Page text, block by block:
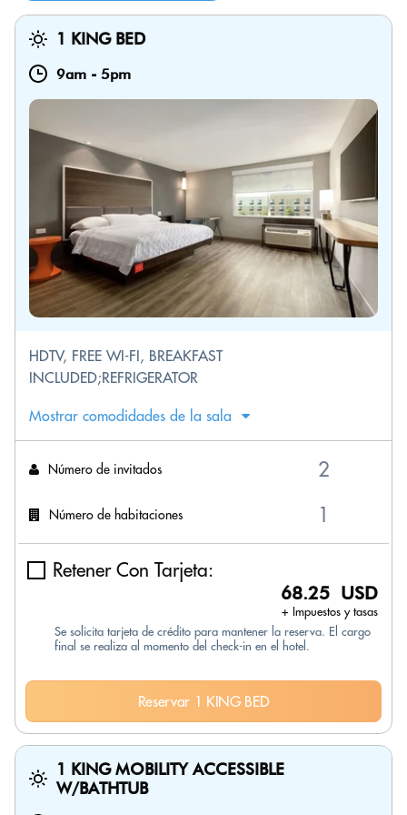
1 KING BED
9am - 5pm
HDTV, FREE WI-FI, BREAKFAST
INCLUDED;REFRIGERATOR
Mostrar comodidades de la sala
Número de invitados
Número de habitaciones
Retener Con Tarjeta:
68.25 USD
+ Impuestos y tasas
Se solicita tarjeta de crédito para mantener la reserva. El cargo
final se realiza al momento del check-in en el hotel.
Reservar 1 KING BED
1 KING MOBILITY ACCESSIBLE
W/BATHTUB